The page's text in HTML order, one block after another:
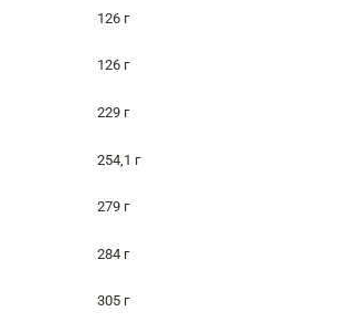
126 г
126 г
229 г
254,1 г
279 г
284 г
305 г